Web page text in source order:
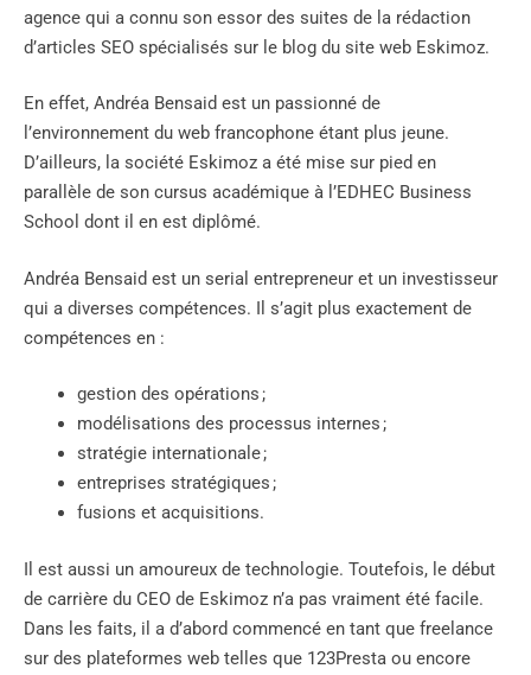
agence qui a connu son essor des suites de la rédaction
d’articles SEO spécialisés sur le blog du site web Eskimoz.
En effet, Andréa Bensaid est un passionné de
l’environnement du web francophone étant plus jeune.
D’ailleurs, la société Eskimoz a été mise sur pied en
parallèle de son cursus académique à l’EDHEC Business
School dont il en est diplômé.
Andréa Bensaid est un serial entrepreneur et un investisseur
qui a diverses compétences. Il s’agit plus exactement de
compétences en :
gestion des opérations ;
modélisations des processus internes ;
stratégie internationale ;
entreprises stratégiques ;
fusions et acquisitions.
Il est aussi un amoureux de technologie. Toutefois, le début
de carrière du CEO de Eskimoz n’a pas vraiment été facile.
Dans les faits, il a d’abord commencé en tant que freelance
sur des plateformes web telles que 123Presta ou encore